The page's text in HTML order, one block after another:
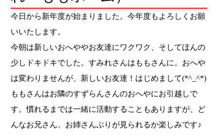
今日から新年度が始まりました。今年度もよろしくお願
いいたします。
今朝は新しいおへややお友達にワクワク、そしてほんの
少しドキドキでした。すみれさんはももさんに。おへや
は変わりませんが、新しいお友達！はじめまして(*^_^*)
ももさんはお隣のすずらんさんのおへやにお引越しで
す。慣れるまでは一緒に活動することもありますが、ど
んなお兄さん、お姉さんぶりが見られるか楽しみです♪